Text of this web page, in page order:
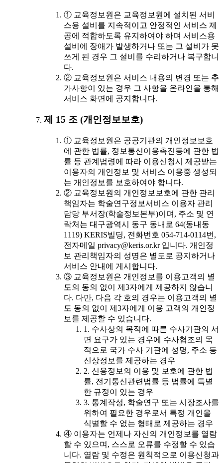
① 교육정보원은 교육정보원에 설치된 서비
스용 설비를 지속적이고 안정적인 서비스 제
공에 적합하도록 유지하여야 하며 서비스용
설비에 장애가 발생하거나 또는 그 설비가 못
쓰게 된 경우 그 설비를 수리하거나 복구합니
다.
② 교육정보원은 서비스 내용의 변경 또는 추
가사항이 있는 경우 그 사항을 온라인을 통해
서비스 화면에 공지합니다.
제 15 조 (개인정보보호)
① 교육정보원은 공공기관의 개인정보보호
에 관한 법률, 정보통신이용촉진등에 관한 법
률 등 관계법령에 따라 이용신청시 제공받는
이용자의 개인정보 및 서비스 이용중 생성되
는 개인정보를 보호하여야 합니다.
② 교육정보원의 개인정보보호에 관한 관리
책임자는 학술연구정보서비스 이용자 관리
담당 부서장(학술정보본부)이며, 주소 및 연
락처는 대구광역시 동구 동내로 64(동내동
1119) KERIS빌딩, 전화번호 054-714-0114번,
전자메일 privacy@keris.or.kr 입니다. 개인정
보 관리책임자의 성명은 별도로 공지하거나
서비스 안내에 게시합니다.
③ 교육정보원은 개인정보를 이용고객의 별
도의 동의 없이 제3자에게 제공하지 않습니
다. 다만, 다음 각 호의 경우는 이용고객의 별
도 동의 없이 제3자에게 이용 고객의 개인정
보를 제공할 수 있습니다.
1. 수사상의 목적에 따른 수사기관의 서
면 요구가 있는 경우에 수사협조의 목
적으로 국가 수사 기관에 성명, 주소 등
신상정보를 제공하는 경우
2. 신용정보의 이용 및 보호에 관한 법
률, 전기통신관련법률 등 법률에 특별
한 규정이 있는 경우
3. 통계작성, 학술연구 또는 시장조사를
위하여 필요한 경우로서 특정 개인을
식별할 수 없는 형태로 제공하는 경우
④ 이용자는 언제나 자신의 개인정보를 열람
할 수 있으며, 스스로 오류를 수정할 수 있습
니다. 열람 및 수정은 원칙적으로 이용신청과